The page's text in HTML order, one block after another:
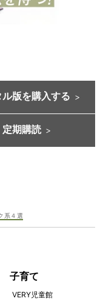
ル版を購入する
定期購読
系４選
子育て
VERY児童館